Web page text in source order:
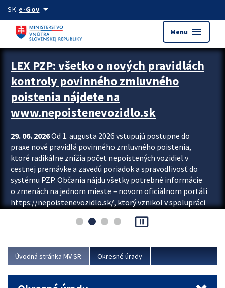
Preskocit na hlavný obsah
SK e-Govarrow_drop_down
Menu menu
Zastavit automatický posun upútavok
LEX PZP: všetko o nových pravidlách
kontroly povinného zmluvného
poistenia nájdete na
www.nepoistenevozidlo.sk
29. 06. 2026Od 1. augusta 2026 vstupujú postupne do
praxe nové pravidlá povinného zmluvného poistenia,
ktoré radikálne znížia počet nepoistených vozidiel v
cestnej premávke a zavedú poriadok a spravodlivosť do
systému PZP. Občania nájdu všetky potrebné informácie
o zmenách na jednom mieste – novom oficiálnom portáli
https://nepoistenevozidlo.sk/, ktorý vznikol v spolupráci
asociácie poisťovní (SLASPO) a Ministerstva vnútra SR.
Viac
pause_presentation
Úvodná stránka MV SR Okresné úrady